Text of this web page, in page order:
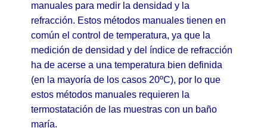
manuales para medir la densidad y la
refracción. Estos métodos manuales tienen en
común el control de temperatura, ya que la
medición de densidad y del índice de refracción
ha de acerse a una temperatura bien definida
(en la mayoría de los casos 20ºC), por lo que
estos métodos manuales requieren la
termostatación de las muestras con un baño
maría.